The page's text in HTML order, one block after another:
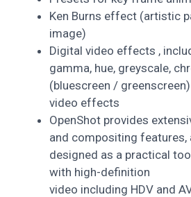
Ken Burns effect (artistic
image)
Digital video effects ,
gamma, hue, greyscale,
(bluescreen /
video effects
OpenShot provides
and compositing features,
designed as a practical
with high-definition
video including HDV and